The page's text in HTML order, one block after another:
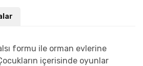
formu ile orman evlerine
içerisinde oyunlar